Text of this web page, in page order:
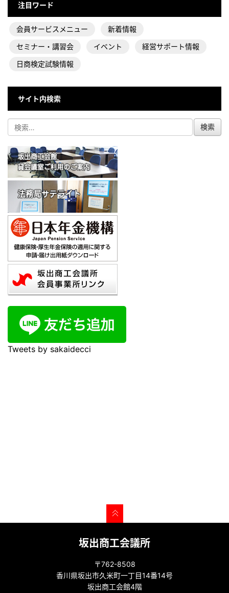
注目ワード
会員サービスメニュー
新着情報
セミナー・講習会
イベント
経営サポート情報
日商検定試験情報
サイト内検索
Tweets by sakaidecci
坂出商工会議所
〒762-8508
香川県坂出市久米町一丁目14番14号
坂出商工会館4階